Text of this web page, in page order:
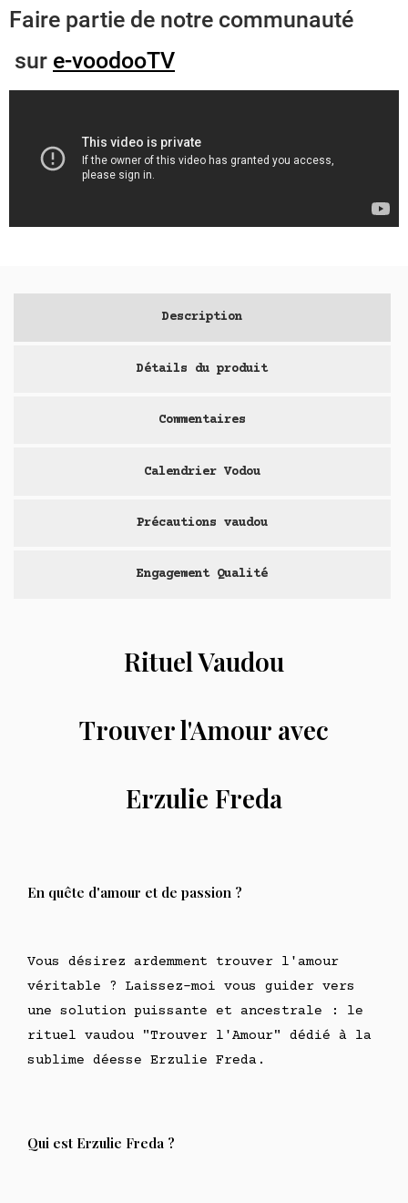
Faire partie de notre communauté
sur e-voodooTV
Description
Détails du produit
Commentaires
Calendrier Vodou
Précautions vaudou
Engagement Qualité
Rituel Vaudou
Trouver l'Amour avec
Erzulie Freda
En quête d'amour et de passion ?
Vous désirez ardemment trouver l'amour
véritable ? Laissez-moi vous guider vers
une solution puissante et ancestrale : le
rituel vaudou "Trouver l'Amour" dédié à la
sublime déesse Erzulie Freda.
Qui est Erzulie Freda ?